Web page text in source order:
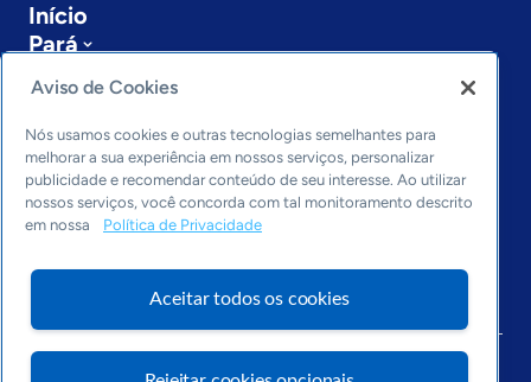
Início
Pará
Sobre a ASN
Últimas notícias
Entre em contato
Editorias
Economia & Política
Inovação & Tecnologia
Cultura empreendedora
Arquivo
Aviso de Cookies
Nós usamos cookies e outras tecnologias semelhantes para
melhorar a sua experiência em nossos serviços, personalizar
publicidade e recomendar conteúdo de seu interesse. Ao utilizar
nossos serviços, você concorda com tal monitoramento descrito
em nossa
Política de Privacidade
Aceitar todos os cookies